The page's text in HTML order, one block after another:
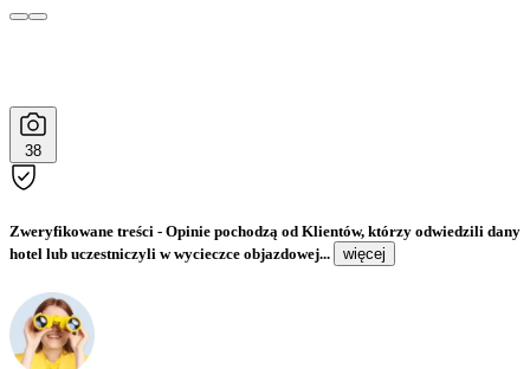
38
Zweryfikowane treści - Opinie pochodzą od Klientów, którzy odwiedzili dany
hotel lub uczestniczyli w wycieczce objazdowej...
więcej